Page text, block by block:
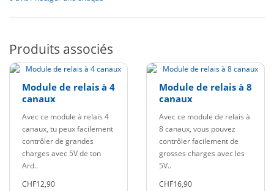
Produits associés
Module de relais à 4
canaux
Avec ce module à relais 4
canaux, tu peux facilement
contrôler de grandes
charges avec 5V de ton
Ard..
CHF12,90
Module de relais à 8
canaux
Avec ce module de relais à
8 canaux, vous pouvez
contrôler facilement de
grosses charges avec les
5V..
CHF16,90